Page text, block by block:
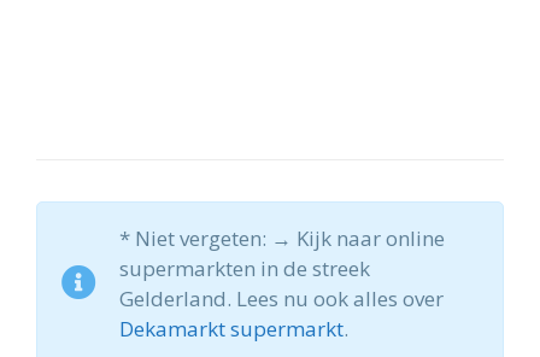
* Niet vergeten: → Kijk naar online
supermarkten in de streek
Gelderland. Lees nu ook alles over
Dekamarkt supermarkt.